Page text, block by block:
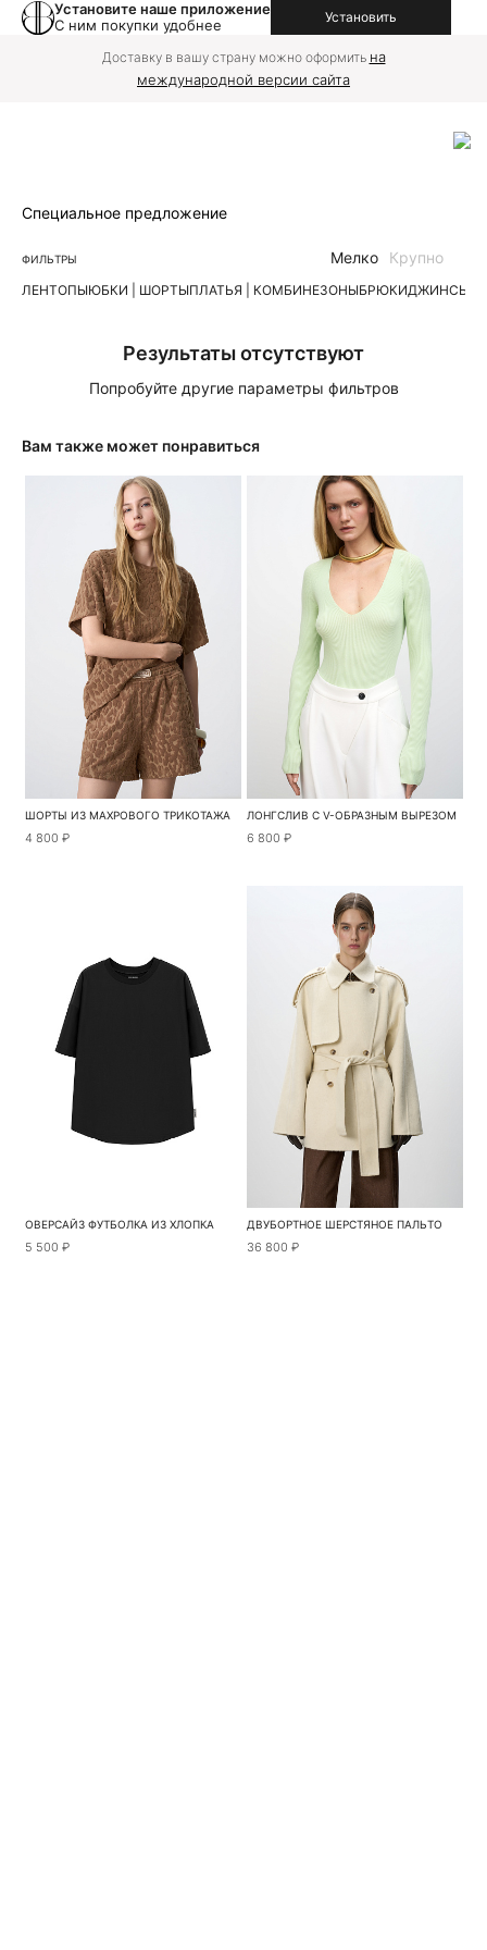
Установите наше приложение
С ним покупки удобнее
Установить
Доставку в вашу страну можно оформить на
международной версии сайта
Специальное предложение
ФИЛЬТРЫ
ЛЕНТОПЫЮБКИ | ШОРТЫПЛАТЬЯ | КОМБИНЕЗОНЫБРЮКИДЖИНСЫ
Мелко Крупно
Результаты отсутствуют
Попробуйте другие параметры фильтров
Вам также может понравиться
ШОРТЫ ИЗ МАХРОВОГО ТРИКОТАЖА
4 800 ₽
ЛОНГСЛИВ С V-ОБРАЗНЫМ ВЫРЕЗОМ
6 800 ₽
ОВЕРСАЙЗ ФУТБОЛКА ИЗ ХЛОПКА
5 500 ₽
ДВУБОРТНОЕ ШЕРСТЯНОЕ ПАЛЬТО
36 800 ₽